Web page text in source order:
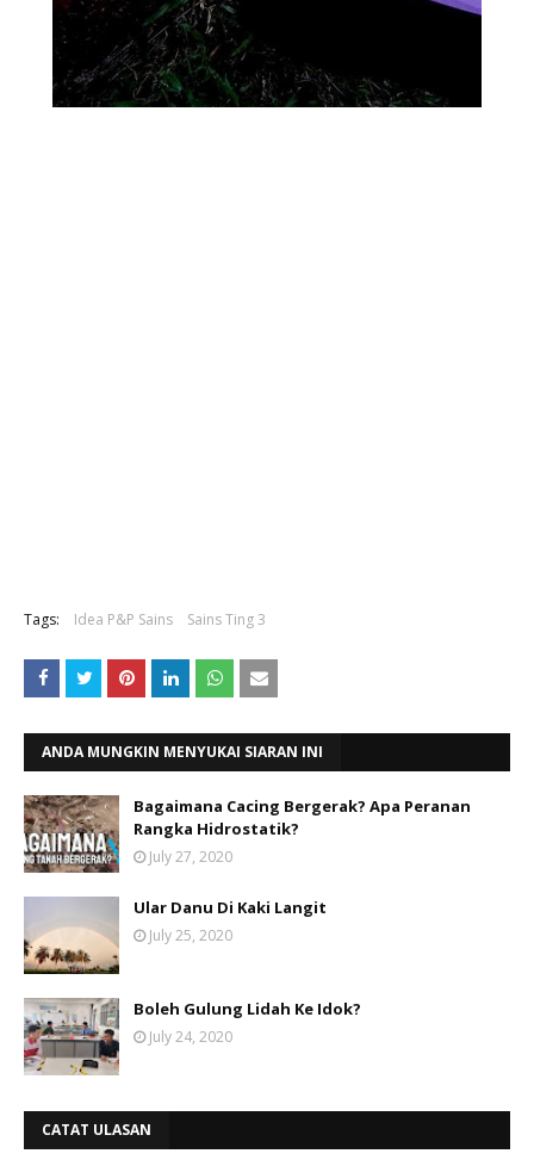
Tags: Idea P&P Sains Sains Ting 3
ANDA MUNGKIN MENYUKAI SIARAN INI
Bagaimana Cacing Bergerak? Apa Peranan
Rangka Hidrostatik?
July 27, 2020
Ular Danu Di Kaki Langit
July 25, 2020
Boleh Gulung Lidah Ke Idok?
July 24, 2020
CATAT ULASAN